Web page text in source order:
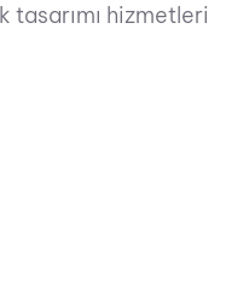
tasarımı hizmetleri